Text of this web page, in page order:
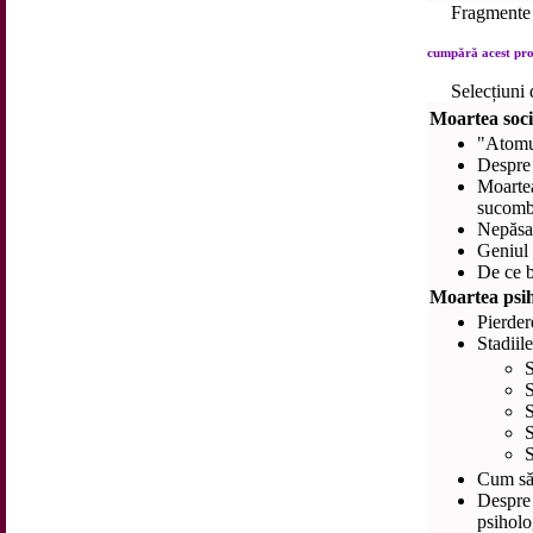
cumpără acest
Selecțiuni
Moartea
Geniul
De ce
Moartea
Cum